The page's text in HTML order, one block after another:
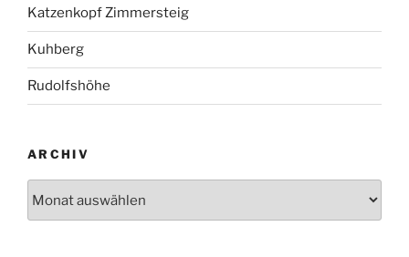
Katzenkopf Zimmersteig
Kuhberg
Rudolfshöhe
ARCHIV